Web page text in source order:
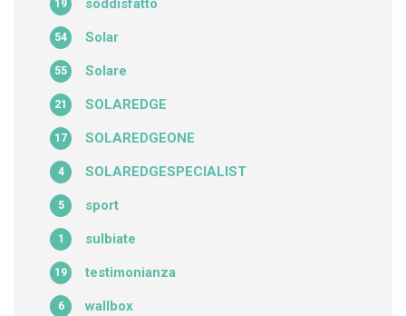
soddisfatto
19
Solar
54
Solare
55
SOLAREDGE
21
SOLAREDGEONE
17
SOLAREDGESPECIALIST
4
sport
5
sulbiate
1
testimonianza
19
wallbox
6